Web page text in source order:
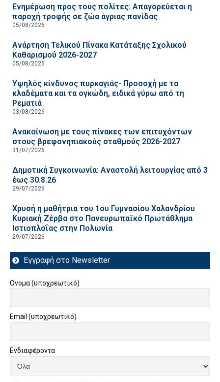
Ενημέρωση προς τους πολίτες: Απαγορεύεται η
παροχή τροφής σε ζώα άγριας πανίδας
05/08/2026
Ανάρτηση Τελικού Πίνακα Κατάταξης Σχολικού
Καθαρισμού 2026-2027
05/08/2026
Υψηλός κίνδυνος πυρκαγιάς- Προσοχή με τα
κλαδέματα και τα ογκώδη, ειδικά γύρω από τη
Ρεματιά
03/08/2026
Ανακοίνωση με τους πίνακες των επιτυχόντων
στους βρεφονηπιακούς σταθμούς 2026-2027
31/07/2026
Δημοτική Συγκοινωνία: Αναστολή λειτουργίας από 3
έως 30.8.26
29/07/2026
Χρυσή η μαθήτρια του 1ου Γυμνασίου Χαλανδρίου
Κυριακή Ζέρβα στο Πανευρωπαϊκό Πρωτάθλημα
Ιστιοπλοΐας στην Πολωνία
29/07/2026
Εγγραφή στο Newsletter
Όνομα (υποχρεωτικό)
Email (υποχρεωτικό)
Ενδιαφέροντα